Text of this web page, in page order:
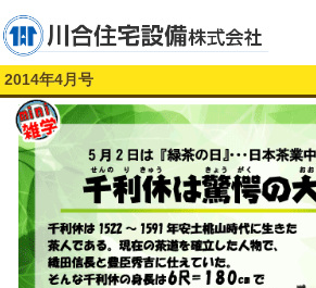
2014年4月号